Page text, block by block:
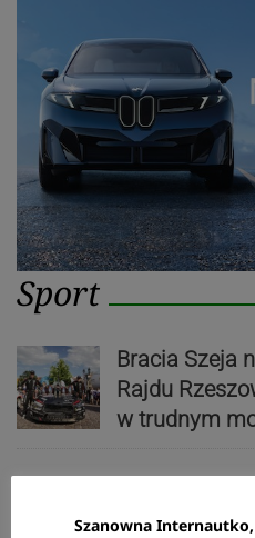
Sport
Bracia Szeja
Rajdu
w trudnym
znakomicie.
Szanowna